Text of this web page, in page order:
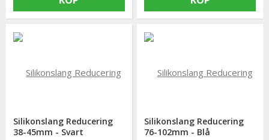
Silikonslang Reducering
38-45mm - Svart
Silikonslang Reducering
76-102mm - Blå